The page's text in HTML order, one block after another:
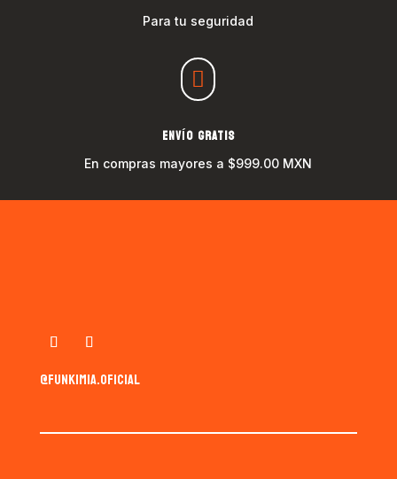
Para tu seguridad

ENVÍO GRATIS
En compras mayores a $999.00 MXN
@funkimia.oficial